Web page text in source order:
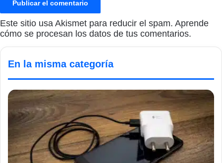
Este sitio usa Akismet para reducir el spam. Aprende
cómo se procesan los datos de tus comentarios.
En la misma categoría